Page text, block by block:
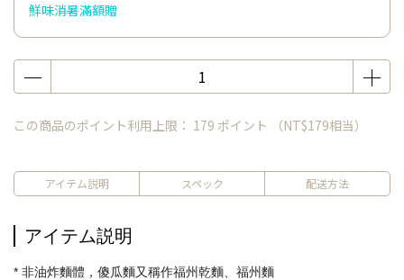
鮮味消暑滿額贈
この商品のポイント利用上限： 179 ポイント （NT$179相当）
アイテム説明 スペック 配送方法
アイテム説明
* 非油炸麵體，傻瓜麵又稱作福州乾麵、福州麵